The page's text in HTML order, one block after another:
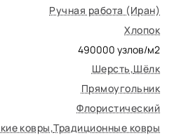
Ручная работа (Иран)
Хлопок
490000 узлов/м2
Шерсть,Шёлк
Прямоугольник
Флористический
ковры,Традиционные ковры